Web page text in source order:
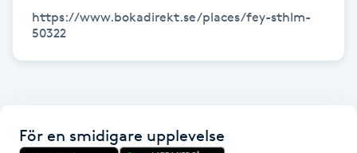
Hypnos
https://www.bokadirekt.se/places/fey-sthlm-
50322
För en smidigare upplevelse